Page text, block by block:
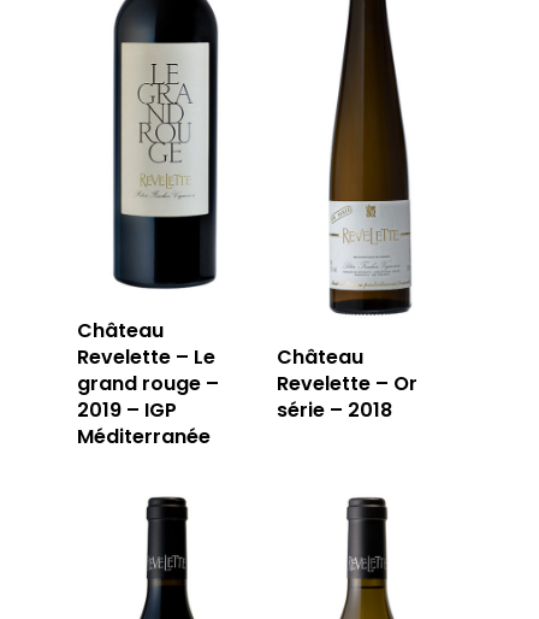
Château
Revelette – Le
grand rouge –
2019 – IGP
Méditerranée
Château
Revelette – Or
série – 2018
LA CAVE
LA CAVE
APERÇU DE NOTRE
LA TABLE